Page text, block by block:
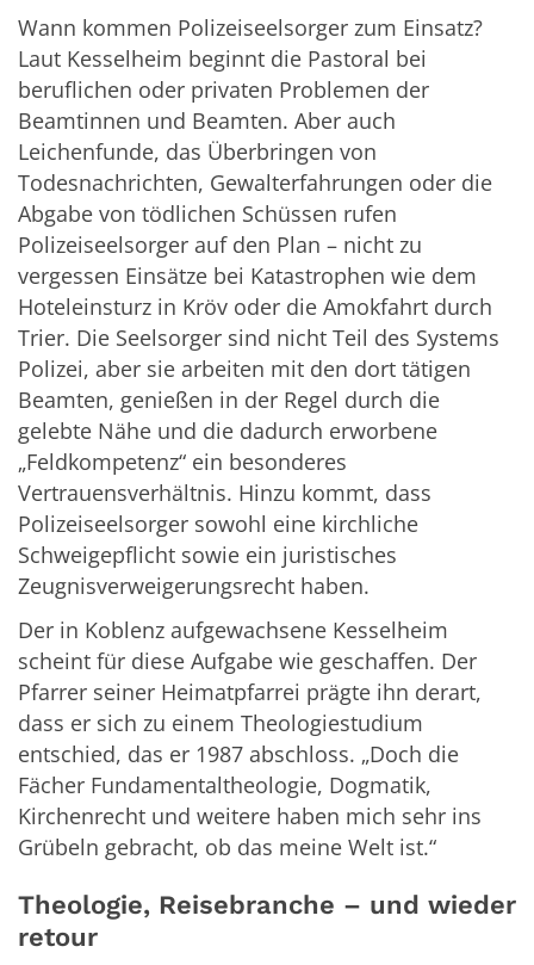
Wann kommen Polizeiseelsorger zum Einsatz?
Laut Kesselheim beginnt die Pastoral bei
beruflichen oder privaten Problemen der
Beamtinnen und Beamten. Aber auch
Leichenfunde, das Überbringen von
Todesnachrichten, Gewalterfahrungen oder die
Abgabe von tödlichen Schüssen rufen
Polizeiseelsorger auf den Plan – nicht zu
vergessen Einsätze bei Katastrophen wie dem
Hoteleinsturz in Kröv oder die Amokfahrt durch
Trier. Die Seelsorger sind nicht Teil des Systems
Polizei, aber sie arbeiten mit den dort tätigen
Beamten, genießen in der Regel durch die
gelebte Nähe und die dadurch erworbene
„Feldkompetenz“ ein besonderes
Vertrauensverhältnis. Hinzu kommt, dass
Polizeiseelsorger sowohl eine kirchliche
Schweigepflicht sowie ein juristisches
Zeugnisverweigerungsrecht haben.
Der in Koblenz aufgewachsene Kesselheim
scheint für diese Aufgabe wie geschaffen. Der
Pfarrer seiner Heimatpfarrei prägte ihn derart,
dass er sich zu einem Theologiestudium
entschied, das er 1987 abschloss. „Doch die
Fächer Fundamentaltheologie, Dogmatik,
Kirchenrecht und weitere haben mich sehr ins
Grübeln gebracht, ob das meine Welt ist.“
Theologie, Reisebranche – und wieder
retour